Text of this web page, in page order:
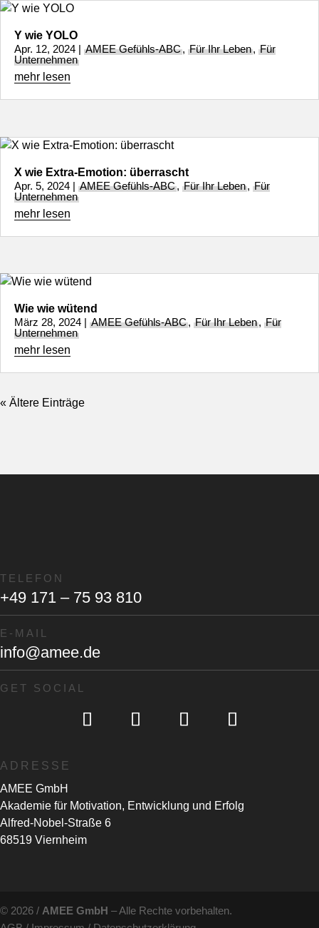
Y wie YOLO
Apr. 12, 2024 | AMEE Gefühls-ABC, Für Ihr Leben, Für
Unternehmen
mehr lesen
X wie Extra-Emotion: überrascht
Apr. 5, 2024 | AMEE Gefühls-ABC, Für Ihr Leben, Für
Unternehmen
mehr lesen
Wie wie wütend
März 28, 2024 | AMEE Gefühls-ABC, Für Ihr Leben, Für
Unternehmen
mehr lesen
« Ältere Einträge
TELEFON
+49 171 – 75 93 810
E-MAIL
info@amee.de
GET SOCIAL
ADRESSE
AMEE GmbH
Akademie für Motivation, Entwicklung und Erfolg
Alfred-Nobel-Straße 6
68519 Viernheim
© 2026 / AMEE GmbH – Alle Rechte vorbehalten.